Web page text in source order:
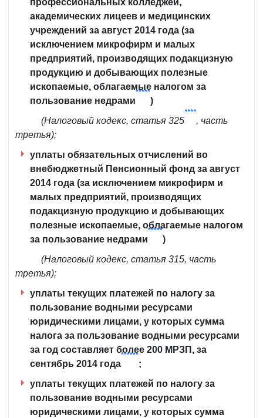
профессиональных колледжей,
академических лицеев и медицинских
учреждений за август 2014 года (за
исключением микрофирм и малых
предприятий, производящих подакцизную
продукцию и добывающих полезные
ископаемые, облагаемые налогом за
пользование недрами
*****
)
(Налоговый кодекс, статья 325
****
, часть
третья);
уплаты обязательных отчислений во
внебюджетный Пенсионный фонд за август
2014 года (за исключением микрофирм и
малых предприятий, производящих
подакцизную продукцию и добывающих
полезные ископаемые, облагаемые налогом
за пользование недрами
*****
)
(Налоговый кодекс, статья 315, часть
третья);
уплаты текущих платежей по налогу за
пользование водными ресурсами
юридическими лицами, у которых сумма
налога за пользование водными ресурсами
за год составляет более 200 МРЗП, за
сентябрь 2014 года
******
;
уплаты текущих платежей по налогу за
пользование водными ресурсами
юридическими лицами, у которых сумма